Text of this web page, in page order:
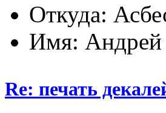
Откуда:
Имя: Андрей
Re: печать